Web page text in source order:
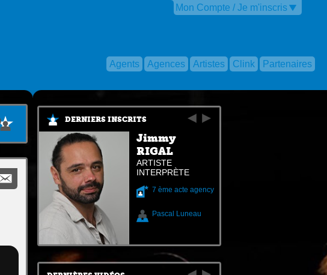
Mon Compte / Je m'inscris
Agents Agences Artistes Clink Partenaires
DERNIERS INSCRITS
Jimmy
RIGAL
ARTISTE
INTERPRÈTE
7 ème acte agency
Pascal Luneau